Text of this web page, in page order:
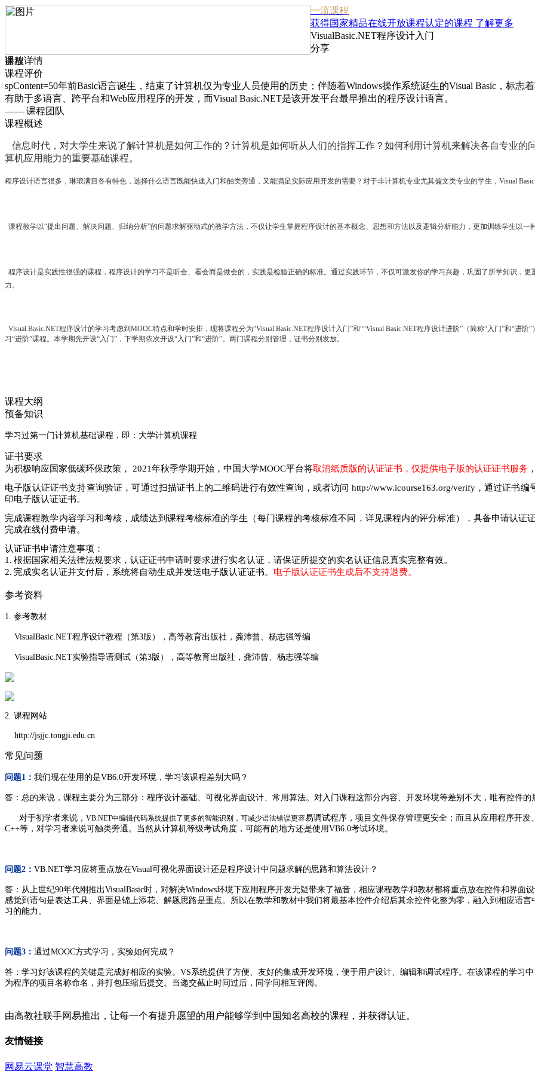
播放
一流课程
获得国家精品在线开放课程认定的课程 了解更多
VisualBasic.NET程序设计入门
分享
课程详情
课程评价
spContent=50年前Basic语言诞生，结束了计算机仅为专业人员使用的历史；伴随着Windows操作系统诞生的Visual Basic，标
有助于多语言、跨平台和Web应用程序的开发，而Visual Basic.NET是该开发平台最早推出的程序设计语言。
—— 课程团队
课程概述
信息时代，对大学生来说了解计算机是如何工作的？计算机是如何听从人们的指挥工作？如何利用计算机来解决各自专业
算机应用能力的重要基础课程。
程序设计语言很多，琳琅满目各有特色，选择什么语言既能快速入门和触类旁通，又能满足实际应用开发的需要？对于非计算机专业尤其偏文类专业的学生，Visual
课程教学以“提出问题、解决问题、归纳分析”的问题求解驱动式的教学方法，不仅让学生掌握程序设计的基本概念、思想和方法以及逻辑分析能力，更加训练学生以
程序设计是实践性很强的课程，程序设计的学习不是听会、看会而是做会的，实践是检验正确的标准。通过实践环节，不仅可激发你的学习兴趣，巩固了所学知识，
力。
Visual Basic.NET程序设计的学习考虑到MOOC特点和学时安排，现将课程分为“Visual Basic.NET程序设计入门”和““Visual Basic.NET程序设计进阶”（简称“入门”和“进
习“进阶”课程。本学期先开设“入门”，下学期依次开设“入门”和“进阶”。两门课程分别管理，证书分别发放。
课程大纲
预备知识
学习过第一门计算机基础课程，即：大学计算机课程
证书要求
为积极响应国家低碳环保政策， 2021年秋季学期开始，中国大学MOOC平台将取消纸质版的认证证书，仅提供电子版的认证证书服务
电子版认证证书支持查询验证，可通过扫描证书上的二维码进行有效性查询，或者访问 http://www.icourse163.org/verify，通过证书
印电子版认证证书。
完成课程教学内容学习和考核，成绩达到课程考核标准的学生（每门课程的考核标准不同，详见课程内的评分标准），具备申请认证
完成在线付费申请。
认证证书申请注意事项：
1. 根据国家相关法律法规要求，认证证书申请时要求进行实名认证，请保证所提交的实名认证信息真实完整有效。
2. 完成实名认证并支付后，系统将自动生成并发送电子版认证证书。 电子版认证证书生成后不支持退费。
参考资料
1. 参考教材
VisualBasic.NET程序设计教程（第3版），高等教育出版社，龚沛曾、杨志强等编
VisualBasic.NET实验指导语测试（第3版），高等教育出版社，龚沛曾、杨志强等编
2. 课程网站
http://jsjjc.tongji.edu.cn
常见问题
问题1： 我们现在使用的是VB6.0开发环境，学习该课程差别大吗？
答：总的来说，课程主要分为三部分：程序设计基础、可视化界面设计、常用算法。对入门课程这部分内容、开发环境等差别不大，唯有控件的
对于初学者来说， VB.NET中编辑代码系统提供了更多的智能识别，可减少语法错误更容易调试程序，项目文件保存管理更安全；而且从应用程序开发
C++等，对学习者来说可触类旁通。当然从计算机等级考试角度，可能有的地方还是使用VB6.0考试环境。
问题2： VB.NET学习应将重点放在Visual可视化界面设计还是程序设计中问题求解的思路和算法设计？
答：从上世纪90年代刚推出VisualBasic时，对解决Windows环境下应用程序开发无疑带来了福音，相应课程教学和教材都将重点放在控件和界
感觉到语句是表达工具、界面是锦上添花、解题思路是重点。所以在教学和教材中我们将最基本控件介绍后其余控件化整为零，融入到相应语
习的能力。
问题3： 通过MOOC方式学习，实验如何完成？
答：学习好该课程的关键是完成好相应的实验。VS系统提供了方便、友好的集成开发环境，便于用户设计、编辑和调试程序。在该课程的学习
为程序的项目名称命名，并打包压缩后提交。当递交截止时间过后，同学间相互评阅。
由高教社联手网易推出，让每一个有提升愿望的用户能够学到中国知名高校的课程，并获得认证。
友情链接
网易云课堂 智慧高教